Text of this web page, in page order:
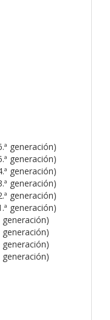
generación)
generación)
generación)
generación)
generación)
generación)
generación)
generación)
generación)
generación)